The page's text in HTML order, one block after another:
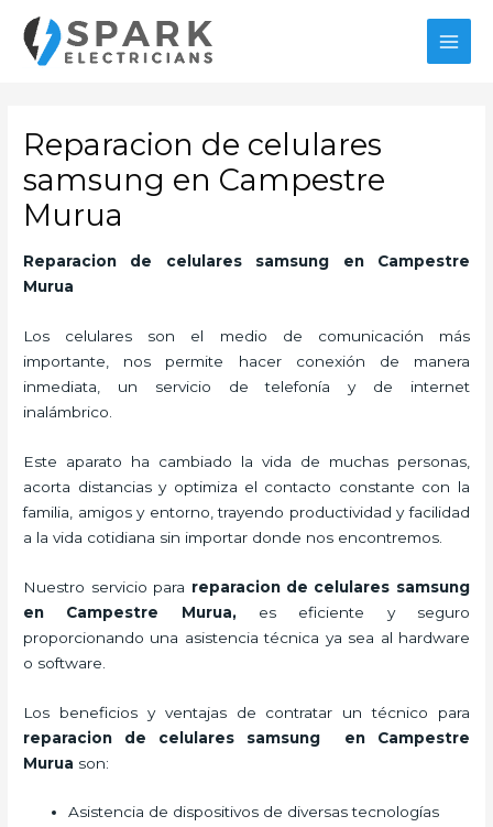
contenido
Reparacion de celulares
samsung en Campestre
Murua
Reparacion de celulares samsung en Campestre
Murua
Los celulares son el medio de comunicación más
importante, nos permite hacer conexión de manera
inmediata, un servicio de telefonía y de internet
inalámbrico.
Este aparato ha cambiado la vida de muchas personas,
acorta distancias y optimiza el contacto constante con la
familia, amigos y entorno, trayendo productividad y facilidad
a la vida cotidiana sin importar donde nos encontremos.
Nuestro servicio para reparacion de celulares samsung
en Campestre Murua,es eficiente y seguro
proporcionando una asistencia técnica ya sea al hardware
o software.
Los beneficios y ventajas de contratar un técnico para
reparacion de celulares samsung en Campestre
Murua son:
Asistencia de dispositivos de diversas tecnologías